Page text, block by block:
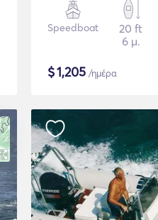
Speedboat
20 ft
6 μ.
$1,205 /ημέρα